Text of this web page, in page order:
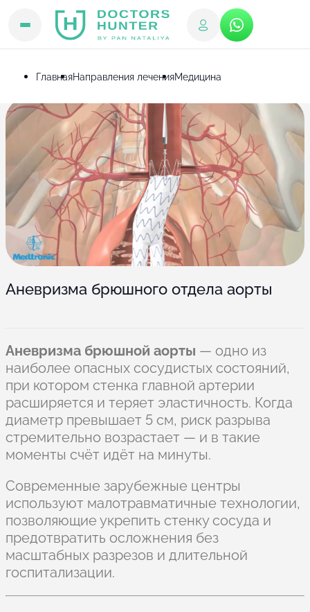
ГлавнаяНаправления леченияМедицина
Аневризма брюшного отдела аорты
Аневризма брюшной аорты — одно из
наиболее опасных сосудистых состояний,
при котором стенка главной артерии
расширяется и теряет эластичность. Когда
диаметр превышает 5 см, риск разрыва
стремительно возрастает — и в такие
моменты счёт идёт на минуты.
Современные зарубежные центры
используют малотравматичные технологии,
позволяющие укрепить стенку сосуда и
предотвратить осложнения без
масштабных разрезов и длительной
госпитализации.